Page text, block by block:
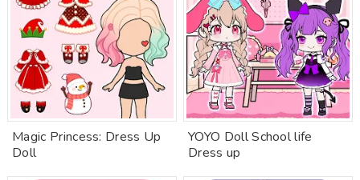
Magic Princess: Dress Up
Doll
YOYO Doll School life
Dress up